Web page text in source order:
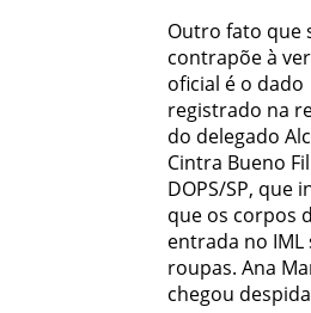
Outro fato que
contrapõe à
oficial é o dado
registrado na
do delegado
Cintra Bueno
DOPS/SP, que
que os corpos
entrada no IML
roupas. Ana
chegou